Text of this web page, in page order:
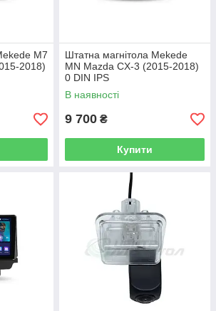
M7
2018)
Штатна магнітола Mekede
MN Mazda CX-3 (2015-2018)
0 DIN IPS
В наявності
9 700 ₴
Купити